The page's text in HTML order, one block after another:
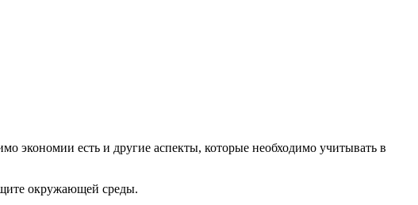
экономии есть и другие аспекты, которые необходимо учитывать в
окружающей среды.